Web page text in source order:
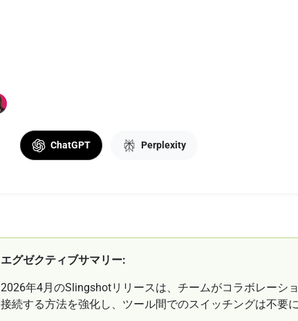
ChatGPT Perplexity
エグゼクティブサマリー:
2026年4月のSlingshotリリースは、チームがコラボレーシ
接続する方法を強化し、ツール間でのスイッチングは不要に